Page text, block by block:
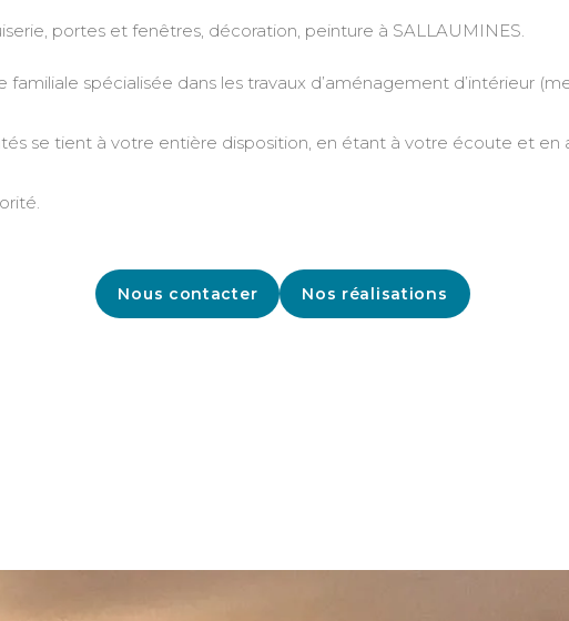
portes et fenêtres, décoration, peinture à SALLAUMINES.
familiale spécialisée dans les travaux d’aménagement d’intérieur
se tient à votre entière disposition, en étant à votre écoute et en
Nous contacter Nos réalisations